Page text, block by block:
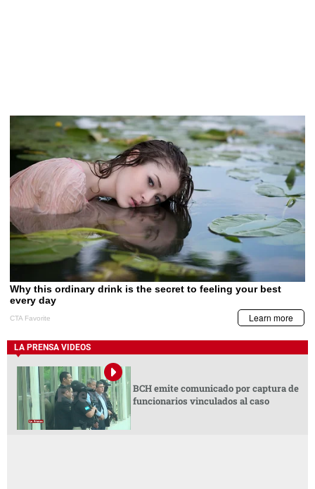
LA PRENSA VIDEOS
BCH emite comunicado por captura de
funcionarios vinculados al caso